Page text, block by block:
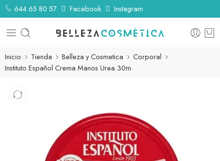
644 65 80 57 Facebook Instagram
Inicio Tienda Belleza y Cosmetica
Corporal
Instituto Español Crema Manos Urea 30m